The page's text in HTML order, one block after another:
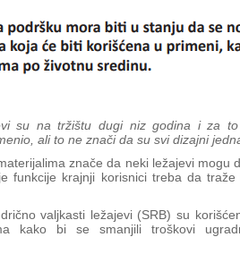
su na tržištu dugi niz godina i za
ali to ne znači da su svi dizajni
znače da neki ležajevi mogu
funkcije krajnji korisnici treba da
valjkasti ležajevi (SRB) su
kako bi se smanjili troškovi